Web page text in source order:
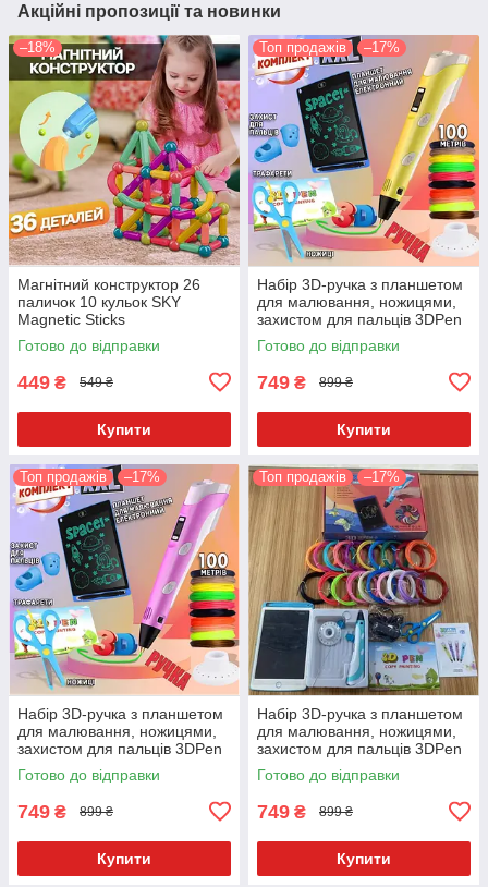
Акційні пропозиції та новинки
–18%
Магнітний конструктор 26
паличок 10 кульок SKY
Magnetic Sticks
Готово до відправки
449 ₴ 549 ₴
Купити
Топ продажів –17%
Набір 3D-ручка з планшетом
для малювання, ножицями,
захистом для пальців 3DPen
6 + 100 метрів різнобарвного
PLA пластику Жовтий
Готово до відправки
749 ₴ 899 ₴
Купити
Топ продажів –17%
Набір 3D-ручка з планшетом
для малювання, ножицями,
захистом для пальців 3DPen
6 + 100 метрів різнобарвного
PLA пластику Рожевий
Готово до відправки
749 ₴ 899 ₴
Купити
Топ продажів –17%
Набір 3D-ручка з планшетом
для малювання, ножицями,
захистом для пальців 3DPen
6 + 100 метрів різнобарвного
PLA пластику Блакитна
Готово до відправки
749 ₴ 899 ₴
Купити